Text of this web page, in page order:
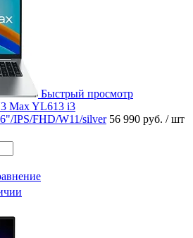
Быстрый просмотр
Max YL613 i3
IPS/FHD/W11/silver 56 990 руб. / шт